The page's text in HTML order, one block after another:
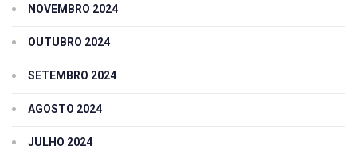
NOVEMBRO 2024
OUTUBRO 2024
SETEMBRO 2024
AGOSTO 2024
JULHO 2024